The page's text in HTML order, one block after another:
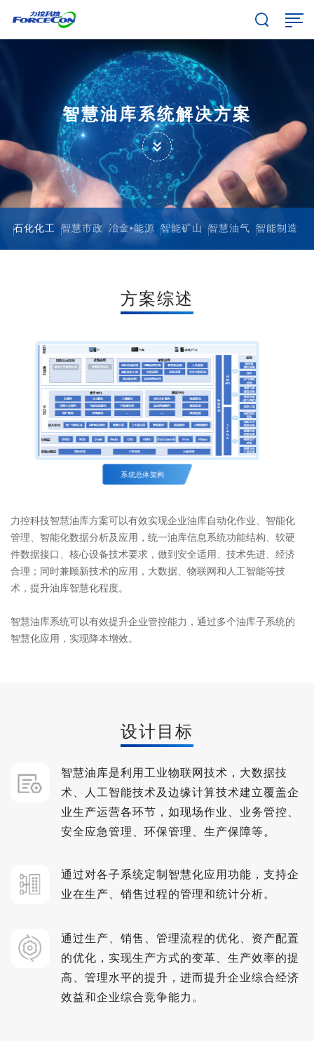
智慧油库系统解决方案
石化化工 智慧市政 冶金•能源 智能矿山 智慧油气 智能制造
方案综述
系统总体架构
力控科技智慧油库方案可以有效实现企业油库自动化作业、智能化
管理、智能化数据分析及应用，统一油库信息系统功能结构、软硬
件数据接口、核心设备技术要求，做到安全适用、技术先进、经济
合理；同时兼顾新技术的应用，大数据、物联网和人工智能等技
术，提升油库智慧化程度。
智慧油库系统可以有效提升企业管控能力，通过多个油库子系统的
智慧化应用，实现降本增效。
设计目标
智慧油库是利用工业物联网技术，大数据技
术、人工智能技术及边缘计算技术建立覆盖企
业生产运营各环节，如现场作业、业务管控、
安全应急管理、环保管理、生产保障等。
通过对各子系统定制智慧化应用功能，支持企
业在生产、销售过程的管理和统计分析。
通过生产、销售、管理流程的优化、资产配置
的优化，实现生产方式的变革、生产效率的提
高、管理水平的提升，进而提升企业综合经济
效益和企业综合竞争能力。